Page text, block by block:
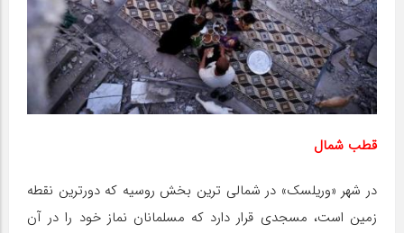
قطب شمال
در شهر «وریلسک» در شمالی ترین بخش روسیه که دورترین نقطه
زمین است، مسجدی قرار دارد که مسلمانان نماز خود را در آن